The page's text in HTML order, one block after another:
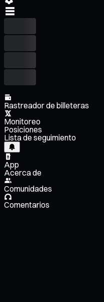
Rastreador de billeteras
Monitoreo
Posiciones
Lista de seguimiento
App
Acerca de
Comunidades
Comentarios